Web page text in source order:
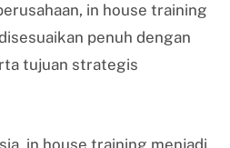
in house training
penuh dengan
tujuan strategis
in house training menjadi